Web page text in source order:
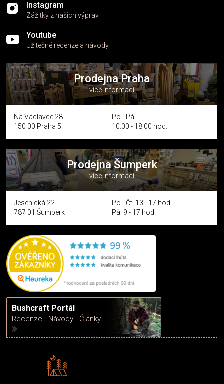
Instagram
Zážitky z našich výprav
Youtube
Užitečné recenze a návody
Prodejna Praha
více informací
Na Václavce 28
150 00 Praha 5
Po - Pá:
10:00 - 18:00 hod.
Prodejna Šumperk
více informací
Jesenická 22
787 01 Šumperk
Po - Čt: 13 - 17 hod.
Pá: 9 - 17 hod.
Bushcraft Portál
Recenze - Návody - Články